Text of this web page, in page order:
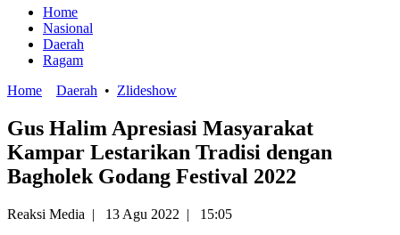
Home
Nasional
Daerah
Ragam
Home
Daerah • Zlideshow
Gus Halim Apresiasi Masyarakat
Kampar Lestarikan Tradisi dengan
Bagholek Godang Festival 2022
Reaksi Media | 13 Agu 2022 | 15:05